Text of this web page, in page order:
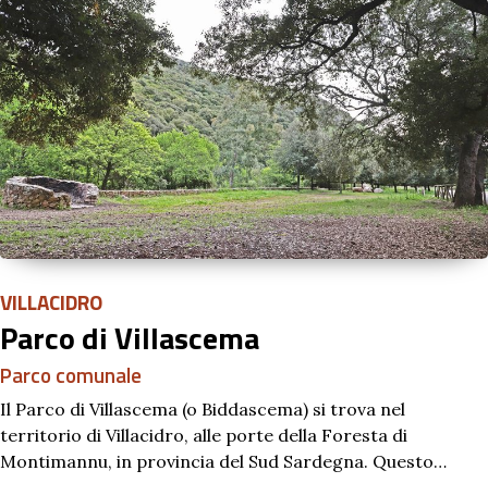
VILLACIDRO
Parco di Villascema
Parco comunale
Il Parco di Villascema (o Biddascema) si trova nel
territorio di Villacidro, alle porte della Foresta di
Montimannu, in provincia del Sud Sardegna. Questo…